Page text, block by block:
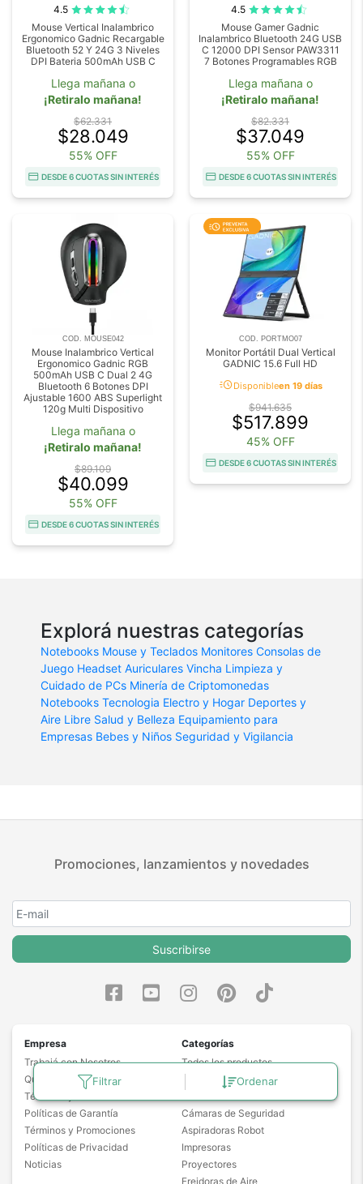
Filtrar Ordenar
4.5
Mouse Vertical Inalambrico
Ergonomico Gadnic Recargable
Bluetooth 52 Y 24G 3 Niveles
DPI Bateria 500mAh USB C
Llega mañana o
¡Retiralo mañana!
$62.331
$28.049
55% OFF
DESDE 6 CUOTAS SIN INTERÉS
4.5
Mouse Gamer Gadnic
Inalambrico Bluetooth 24G USB
C 12000 DPI Sensor PAW3311
7 Botones Programables RGB
Llega mañana o
¡Retiralo mañana!
$82.331
$37.049
55% OFF
DESDE 6 CUOTAS SIN INTERÉS
COD. MOUSE042
Mouse Inalambrico Vertical
Ergonomico Gadnic RGB
500mAh USB C Dual 2 4G
Bluetooth 6 Botones DPI
Ajustable 1600 ABS Superlight
120g Multi Dispositivo
Llega mañana o
¡Retiralo mañana!
$89.109
$40.099
55% OFF
DESDE 6 CUOTAS SIN INTERÉS
COD. PORTMO07
Monitor Portátil Dual Vertical
GADNIC 15.6 Full HD
acuteDisponibleen 19 días
$941.635
$517.899
45% OFF
DESDE 6 CUOTAS SIN INTERÉS
Explorá nuestras categorías
Notebooks Mouse y Teclados Monitores Consolas de
Juego Headset Auriculares Vincha Limpieza y
Cuidado de PCs Minería de Criptomonedas
Notebooks Tecnologia Electro y Hogar Deportes y
Aire Libre Salud y Belleza Equipamiento para
Empresas Bebes y Niños Seguridad y Vigilancia
Promociones, lanzamientos y novedades
Suscribirse
Empresa
Trabajá con Nosotros
Quiénes Somos
Términos y Condiciones
Políticas de Garantía
Términos y Promociones
Políticas de Privacidad
Noticias
Categorías
Todos los productos
Notebooks
Cámaras de Seguridad
Aspiradoras Robot
Impresoras
Proyectores
Freidoras de Aire